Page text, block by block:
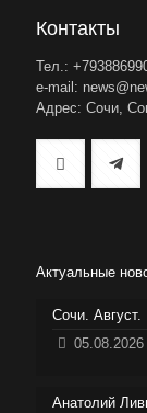
Контакты
Тел.:
e-mail:
Адрес: Сочи,
Актуальные
Сочи.
05.08.2026
Анатолий